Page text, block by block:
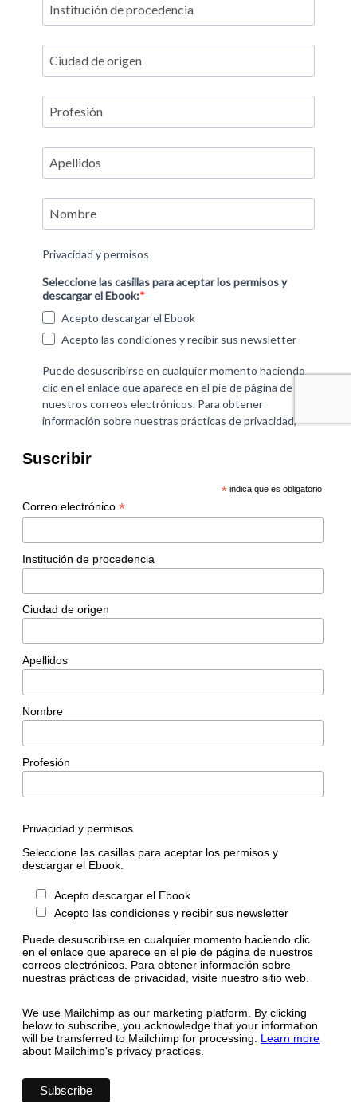
Suscribir
* indica que es obligatorio
Correo electrónico *
Institución de procedencia
Ciudad de origen
Apellidos
Nombre
Profesión
Privacidad y permisos
Seleccione las casillas para aceptar los permisos y
descargar el Ebook.
Acepto descargar el Ebook
Acepto las condiciones y recibir sus newsletter
Puede desuscribirse en cualquier momento haciendo clic
en el enlace que aparece en el pie de página de nuestros
correos electrónicos. Para obtener información sobre
nuestras prácticas de privacidad, visite nuestro sitio web.
We use Mailchimp as our marketing platform. By clicking
below to subscribe, you acknowledge that your information
will be transferred to Mailchimp for processing. Learn more
about Mailchimp's privacy practices.